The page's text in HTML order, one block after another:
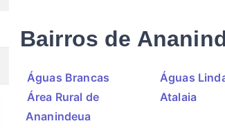
Bairros de
Águas Brancas
Águas
Área Rural de
Ananindeua
Atalaia